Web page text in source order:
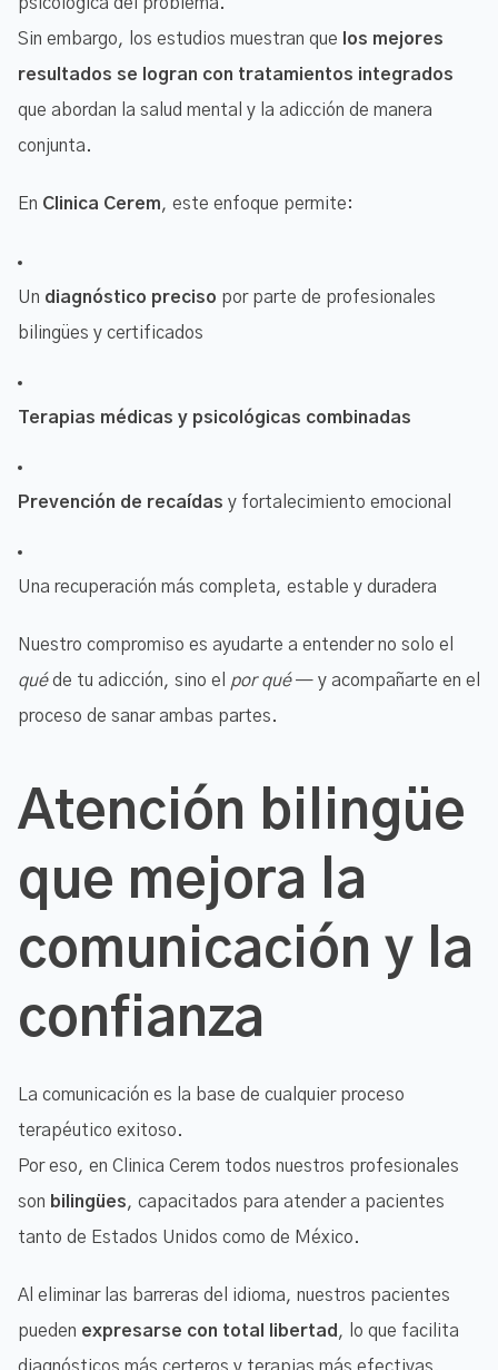
Sin embargo, los estudios muestran que
los mejores
resultados se logran con tratamientos integrados
que abordan la salud mental y la adicción de manera
conjunta.
En Clinica Cerem, este enfoque permite:
Un diagnóstico preciso por parte de profesionales
bilingües y certificados
Terapias médicas y psicológicas combinadas
Prevención de recaídas y fortalecimiento emocional
Una recuperación más completa, estable y duradera
Nuestro compromiso es ayudarte a entender no solo el
quéde tu adicción, sino el por qué— y acompañarte en el
proceso de sanar ambas partes.
Atención bilingüe
que mejora la
comunicación y la
confianza
La comunicación es la base de cualquier proceso
terapéutico exitoso.
Por eso, en Clinica Cerem todos nuestros profesionales
son bilingües, capacitados para atender a pacientes
tanto de Estados Unidos como de México.
Al eliminar las barreras del idioma, nuestros pacientes
pueden expresarse con total libertad , lo que facilita
diagnósticos más certeros y terapias más efectivas.